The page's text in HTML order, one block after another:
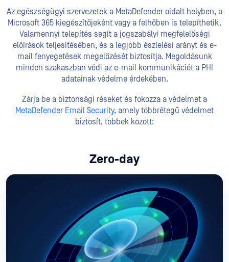
Az egészségügyi szervezetek a MetaDefender oldalt helyben, a
Microsoft 365 kiegészítőjeként vagy a felhőben is telepíthetik.
Valamennyi telepítés segít a jogszabályi megfelelőségi
előírások teljesítésében, és a legjobb észlelési arányt és e-
mail fenyegetések megelőzését biztosítja. Megoldásunk
minden szakaszban védi az e-mail kommunikációt a PHI
adatainak védelme érdekében.
Zárja be a biztonsági réseket és fokozza a védelmet a
MetaDefender Email Security, amely többrétegű védelmet
biztosít, többek között:
Zero-day